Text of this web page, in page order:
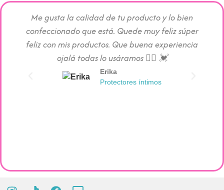
Me gusta la calidad de tu producto y lo bien
confeccionado que está. Quede muy feliz súper
feliz con mis productos. Que buena experiencia
ojalá todas lo usáramos 👯‍♀️ 💓
Erika
Protectores íntimos